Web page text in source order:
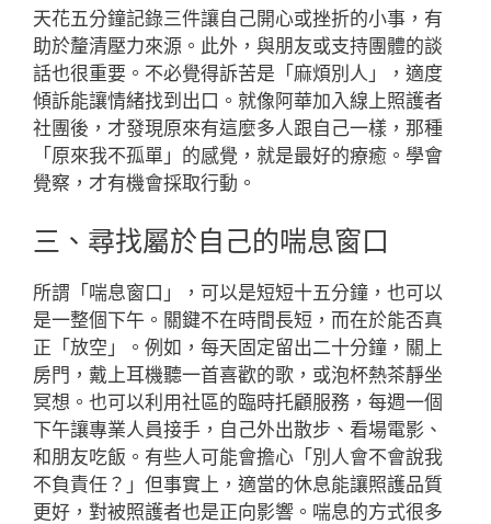
天花五分鐘記錄三件讓自己開心或挫折的小事，有
助於釐清壓力來源。此外，與朋友或支持團體的談
話也很重要。不必覺得訴苦是「麻煩別人」，適度
傾訴能讓情緒找到出口。就像阿華加入線上照護者
社團後，才發現原來有這麼多人跟自己一樣，那種
「原來我不孤單」的感覺，就是最好的療癒。學會
覺察，才有機會採取行動。
三、尋找屬於自己的喘息窗口
所謂「喘息窗口」，可以是短短十五分鐘，也可以
是一整個下午。關鍵不在時間長短，而在於能否真
正「放空」。例如，每天固定留出二十分鐘，關上
房門，戴上耳機聽一首喜歡的歌，或泡杯熱茶靜坐
冥想。也可以利用社區的臨時托顧服務，每週一個
下午讓專業人員接手，自己外出散步、看場電影、
和朋友吃飯。有些人可能會擔心「別人會不會說我
不負責任？」但事實上，適當的休息能讓照護品質
更好，對被照護者也是正向影響。喘息的方式很多